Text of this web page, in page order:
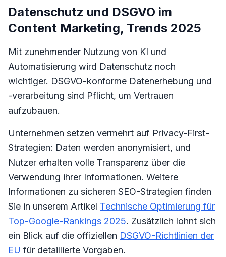
Datenschutz und DSGVO im
Content Marketing, Trends 2025
Mit zunehmender Nutzung von KI und
Automatisierung wird Datenschutz noch
wichtiger. DSGVO-konforme Datenerhebung und
-verarbeitung sind Pflicht, um Vertrauen
aufzubauen.
Unternehmen setzen vermehrt auf Privacy-First-
Strategien: Daten werden anonymisiert, und
Nutzer erhalten volle Transparenz über die
Verwendung ihrer Informationen. Weitere
Informationen zu sicheren SEO-Strategien finden
Sie in unserem Artikel Technische Optimierung für
Top-Google-Rankings 2025. Zusätzlich lohnt sich
ein Blick auf die offiziellen DSGVO-Richtlinien der
EU für detaillierte Vorgaben.